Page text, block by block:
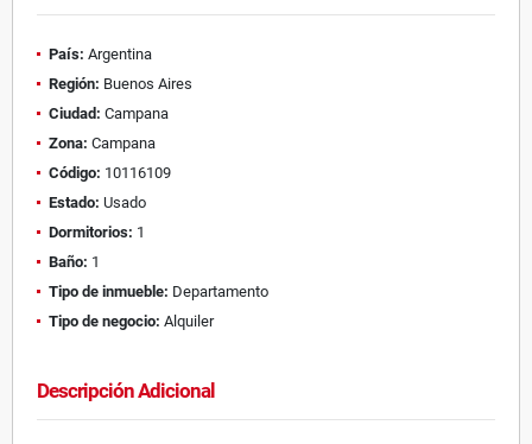
País: Argentina
Región: Buenos Aires
Ciudad: Campana
Zona: Campana
Código: 10116109
Estado: Usado
Dormitorios: 1
Baño: 1
Tipo de inmueble: Departamento
Tipo de negocio: Alquiler
Descripción Adicional